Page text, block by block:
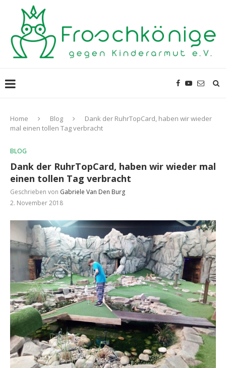
Home Blog
Dank der RuhrTopCard, haben wir wieder
mal einen tollen Tag verbracht
BLOG
Dank der RuhrTopCard, haben wir wieder mal
einen tollen Tag verbracht
Geschrieben von Gabriele Van Den Burg
2. November 2018